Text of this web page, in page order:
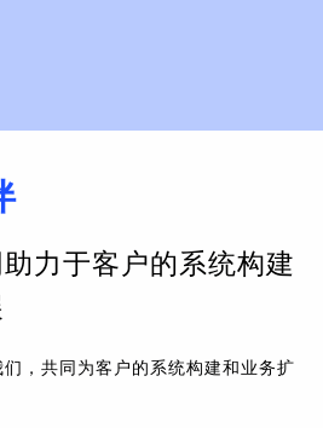
力于客户的系统构建
，共同为客户的系统构建和业务扩